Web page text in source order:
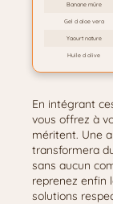
Banane mûre
Gel d aloe vera
Yaourt nature
Huile d olive
En intégrant
vous offrez à
méritent. Une
transformera
sans aucun
reprenez enfin
solutions